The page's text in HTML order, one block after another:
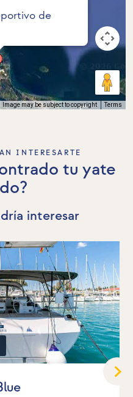
de
Image may be subject to copyright Terms
INTERESARTE
tu yate
interesar